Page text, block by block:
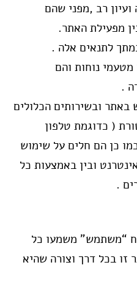
רב ,מפני שהם
מפעילת האתר.
לתנאים אלה .
נוחות והם
.
ובשירותים הכלולים
( כדוגמת טלפון
כן הם חלים על שימוש
ובין באמצעות כל
.
“משתמש” משמעו כל
בכל דרך וצורה שהיא